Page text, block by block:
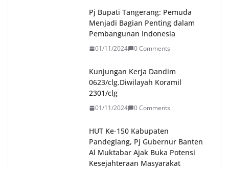
Pj Bupati Tangerang: Pemuda
Menjadi Bagian Penting dalam
Pembangunan Indonesia
01/11/2024 0 Comments
Kunjungan Kerja Dandim
0623/clg.Diwilayah Koramil
2301/clg
01/11/2024 0 Comments
HUT Ke-150 Kabupaten
Pandeglang, Pj Gubernur Banten
Al Muktabar Ajak Buka Potensi
Kesejahteraan Masyarakat